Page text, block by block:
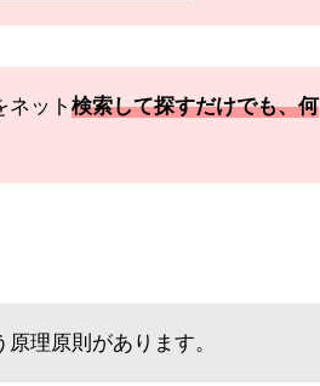
ネット 検索して探すだけでも、何
理原則があります。